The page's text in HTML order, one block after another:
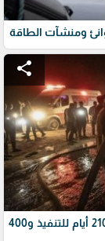
ومنشآت الطاقة
share
تفاصيل جديدة حول اتفاق المرحلة الثانية في غزة: 210 أيام للتنفيذ و400